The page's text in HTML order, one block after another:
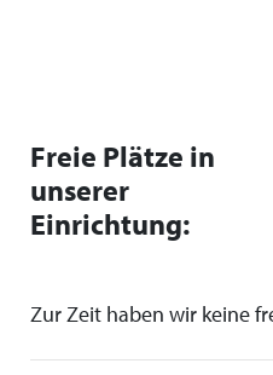
Freie Plätze in
unserer
Einrichtung:
Zur Zeit haben wir keine